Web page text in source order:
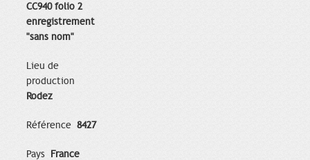
CC940 folio 2
enregistrement
"sans nom"
Lieu de
production
Rodez
Référence 8427
Pays France